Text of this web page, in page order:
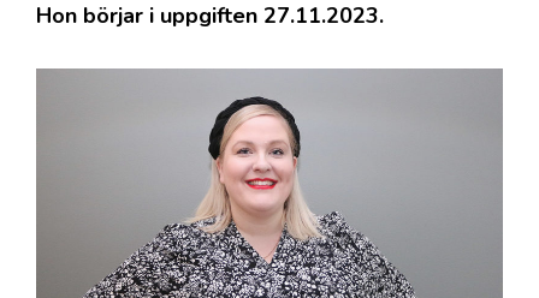
Hon börjar i uppgiften 27.11.2023.